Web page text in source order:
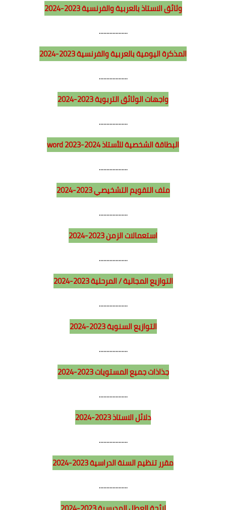
االجذع المشترك
الثانية باكالوريا
دروس اللغة العربية
علوم التربية
قصص تربوية
ملفات مهمة
نماذج لوثائق ادارية
وثائق الاستاذ بالعربية والفرنسية2023-2024
...................
المذكرة اليومية بالعربية والفرنسية2023-2024
...................
واجهات الوثائق التربوية2023-2024
...................
البطاقة الشخصية للأستاذ word 2023-2024
...................
ملف التقويم التشخيصي 2023-2024
...................
استعمالات الزمن2023-2024
...................
التوازيع المجالية / المرحلية2023-2024
...................
التوازيع السنوية2023-2024
...................
جذاذات جميع المستويات2023-2024
...................
دلائل الاستاذ2023-2024
...................
مقرر تنظيم السنة الدراسية 2023-2024
...................